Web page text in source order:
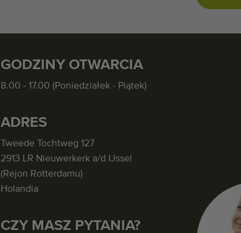
GODZINY OTWARCIA
8.00 - 17.00 (Poniedziałek - Piątek)
ADRES
Tweede Tochtweg 127
2913 LR Nieuwerkerk a/d IJssel
(Rejon Rotterdamu)
Holandia
CZY MASZ PYTANIA?